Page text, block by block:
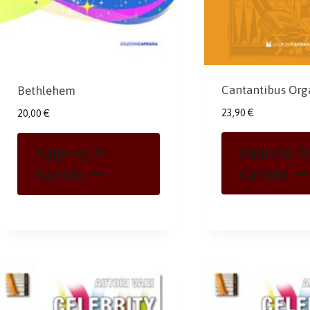
Bethlehem
20,00 €
Aggiungi Al
Carrello
Cantantibus
23,90 €
Aggiungi Al
Carrello